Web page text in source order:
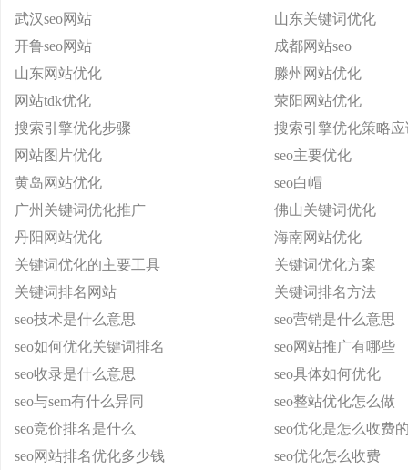
武汉seo网站
山东关键词优化
开鲁seo网站
成都网站seo
山东网站优化
滕州网站优化
网站tdk优化
荥阳网站优化
搜索引擎优化步骤
搜索引擎优化策略
网站图片优化
seo主要优化
黄岛网站优化
seo白帽
广州关键词优化推广
佛山关键词优化
丹阳网站优化
海南网站优化
关键词优化的主要工具
关键词优化方案
关键词排名网站
关键词排名方法
seo技术是什么意思
seo营销是什么意思
seo如何优化关键词排名
seo网站推广有哪些
seo收录是什么意思
seo具体如何优化
seo与sem有什么异同
seo整站优化怎么做
seo竞价排名是什么
seo优化是怎么收费
seo网站排名优化多少钱
seo优化怎么收费